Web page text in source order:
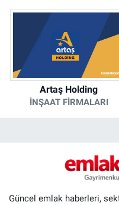
Artaş Holding
İNŞAAT FIRMALARI
Güncel emlak haberleri,